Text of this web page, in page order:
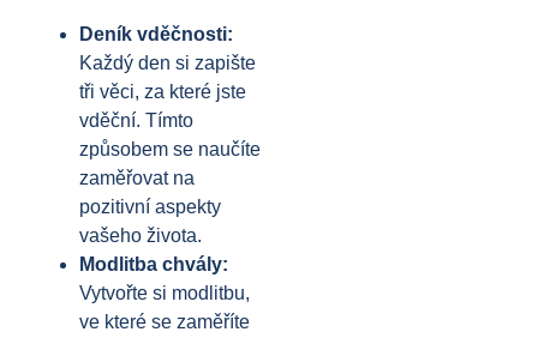
Deník vděčnosti:
Každý den si zapište
tři věci, za které jste
vděční. Tímto
způsobem se naučíte
zaměřovat na
pozitivní aspekty
vašeho života.
Modlitba chvály:
Vytvořte si modlitbu,
ve které se zaměříte